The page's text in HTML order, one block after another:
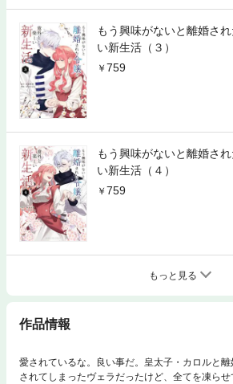
もう興味がないと離婚さ
い新生活（３）
759
もう興味がないと離婚さ
い新生活（４）
759
もっと見る
作品情報
愛されているな。良い事だ。皇太子・カロルと
されてしまったヴェラだったけど、全てを凍らせ